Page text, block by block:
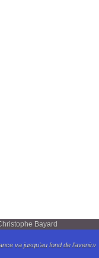
Bayard
va jusqu’au fond de l’avenir»